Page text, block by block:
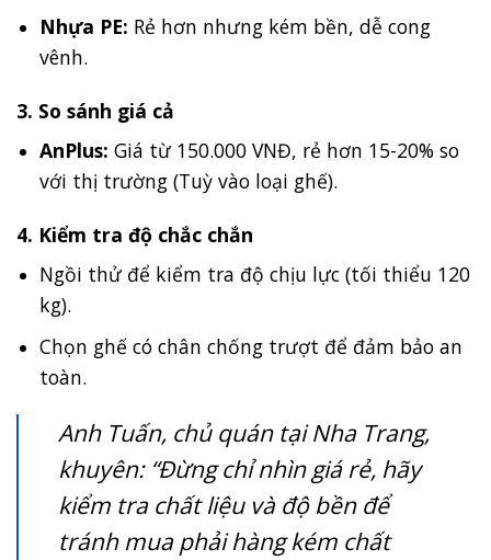
Nhựa PE: Rẻ hơn nhưng kém bền, dễ cong
vênh.
3. So sánh giá cả
AnPlus: Giá từ 150.000 VNĐ, rẻ hơn 15-20% so
với thị trường (Tuỳ vào loại ghế).
4. Kiểm tra độ chắc chắn
Ngồi thử để kiểm tra độ chịu lực (tối thiểu 120
kg).
Chọn ghế có chân chống trượt để đảm bảo an
toàn.
Anh Tuấn, chủ quán tại Nha Trang,
khuyên: “Đừng chỉ nhìn giá rẻ, hãy
kiểm tra chất liệu và độ bền để
tránh mua phải hàng kém chất